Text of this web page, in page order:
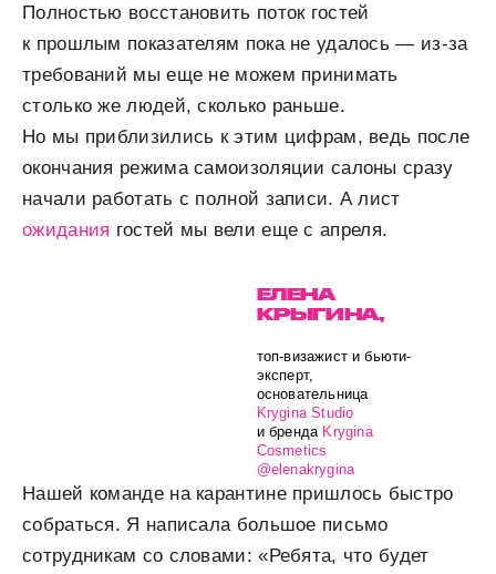
Полностью восстановить поток гостей
к прошлым показателям пока не удалось — из-за
требований мы еще не можем принимать
столько же людей, сколько раньше.
Но мы приблизились к этим цифрам, ведь после
окончания режима самоизоляции салоны сразу
начали работать с полной записи. А лист
ожидания гостей мы вели еще с апреля.
ЕЛЕНА
КРЫГИНА,
топ-визажист и бьюти-
эксперт,
основательница
Krygina Studio
и бренда Krygina
Cosmetics
@elenakrygina
Нашей команде на карантине пришлось быстро
собраться. Я написала большое письмо
сотрудникам со словами: «Ребята, что будет